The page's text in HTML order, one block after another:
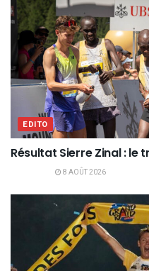
EDITO
Résultat Sierre Zinal : le
8 AOÛT 2026